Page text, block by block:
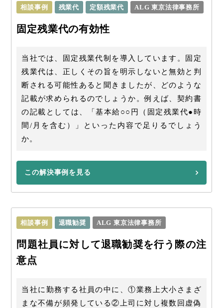
相談事例 残業代 定額残業代 ALG 東京法律事務所
固定残業代の有効性
当社では、固定残業代制を導入しています。固定
残業代は、正しくその旨を明示しないと無効と判
断される可能性あると聞きましたが、どのような
記載が求められるのでしょうか。例えば、契約書
の記載としては、「基本給○○円（固定残業代●時
間/月を含む）」といった内容で足りるでしょう
か。
この解決事例を見る
相談事例 退職勧奨 ALG 東京法律事務所
問題社員に対して退職勧奨を行う際の注
意点
当社に勤務する社員の中に、①業務上大小さまざ
まな不備が頻発している②上司に対し複数回虚偽